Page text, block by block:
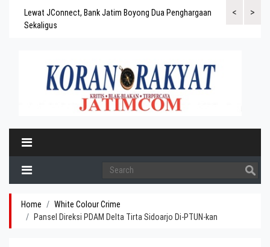
<
Lewat JConnect, Bank Jatim Boyong Dua Penghargaan
Sekaligus
Bank Jatim
>
Home
White Colour Crime
Pansel Direksi PDAM Delta Tirta Sidoarjo Di-PTUN-kan